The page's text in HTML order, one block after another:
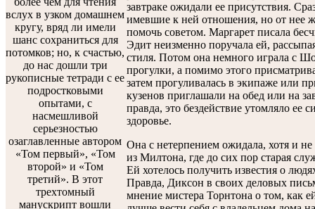
вслух в узком домашнем
кругу, вряд ли имели
шанс сохраниться для
потомков; но, к счастью,
до нас дошли три
рукописные тетради с ее
подростковыми
опытами, с
насмешливой
серьезностью
озаглавленные автором
«Том первый», «Том
второй» и «Том
третий». В этот
трехтомный
манускрипт вошли
завтраке ожидали ее присутствия.
имевшие к ней отношения, но от нее
помочь советом. Маргарет писала
Эдит неизменно поручала ей,
стиля. Потом она немного играла с
прогулки, а помимо этого
затем прогуливалась в экипаже или
кузенов приглашали на обед или на
правда, это бездействие утомляло ее
здоровье.
Она с нетерпением ожидала, хотя и
из Милтона, где до сих пор старая
Ей хотелось получить известия о
Правда, Диксон в своих деловых
мнение мистера Торнтона о том, как